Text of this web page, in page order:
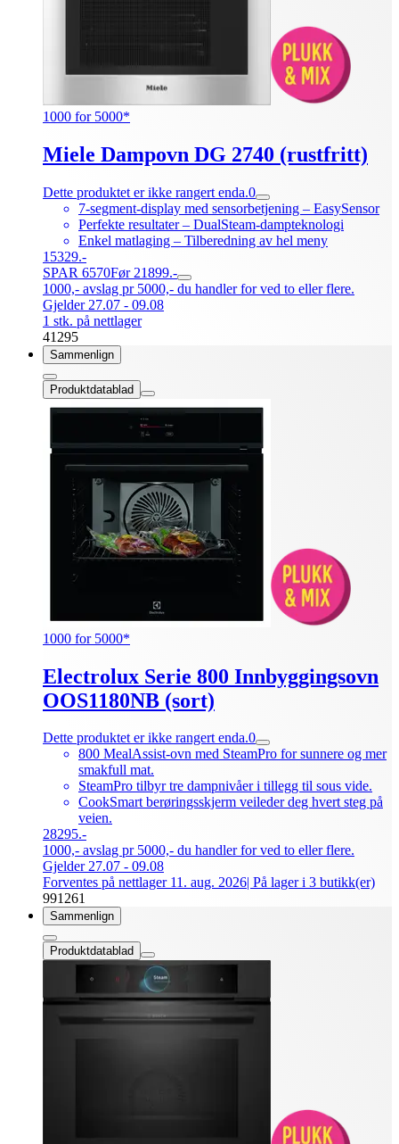
1000 for 5000*
Miele Dampovn DG 2740 (rustfritt)
Dette produktet er ikke rangert enda.0
7-segment-display med sensorbetjening – EasySensor
Perfekte resultater – DualSteam-dampteknologi
Enkel matlaging – Tilberedning av hel meny
15329.-
SPAR 6570Før 21899.-
1000,- avslag pr 5000,- du handler for ved to eller flere.
Gjelder 27.07 - 09.08
1 stk. på nettlager
41295
Sammenlign
Produktdatablad
1000 for 5000*
Electrolux Serie 800 Innbyggingsovn
OOS1180NB (sort)
Dette produktet er ikke rangert enda.0
800 MealAssist-ovn med SteamPro for sunnere og mer
smakfull mat.
SteamPro tilbyr tre dampnivåer i tillegg til sous vide.
CookSmart berøringsskjerm veileder deg hvert steg på
veien.
28295.-
1000,- avslag pr 5000,- du handler for ved to eller flere.
Gjelder 27.07 - 09.08
Forventes på nettlager 11. aug. 2026| På lager i 3 butikk(er)
991261
Sammenlign
Produktdatablad